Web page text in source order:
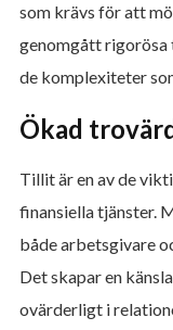
som krävs för att
genomgått rigorösa
de komplexiteter
Ökad
Tillit är en av de
finansiella tjänster.
både arbetsgivare
Det skapar en
ovärderligt i